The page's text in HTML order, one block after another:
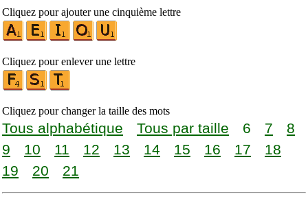
Cliquez pour ajouter une cinquième lettre
Cliquez pour enlever une lettre
Cliquez pour changer la taille des mots
Tous alphabétique Tous par taille 6 7
8
9
10 11 12 13 14 15 16 17
18
19
20 21